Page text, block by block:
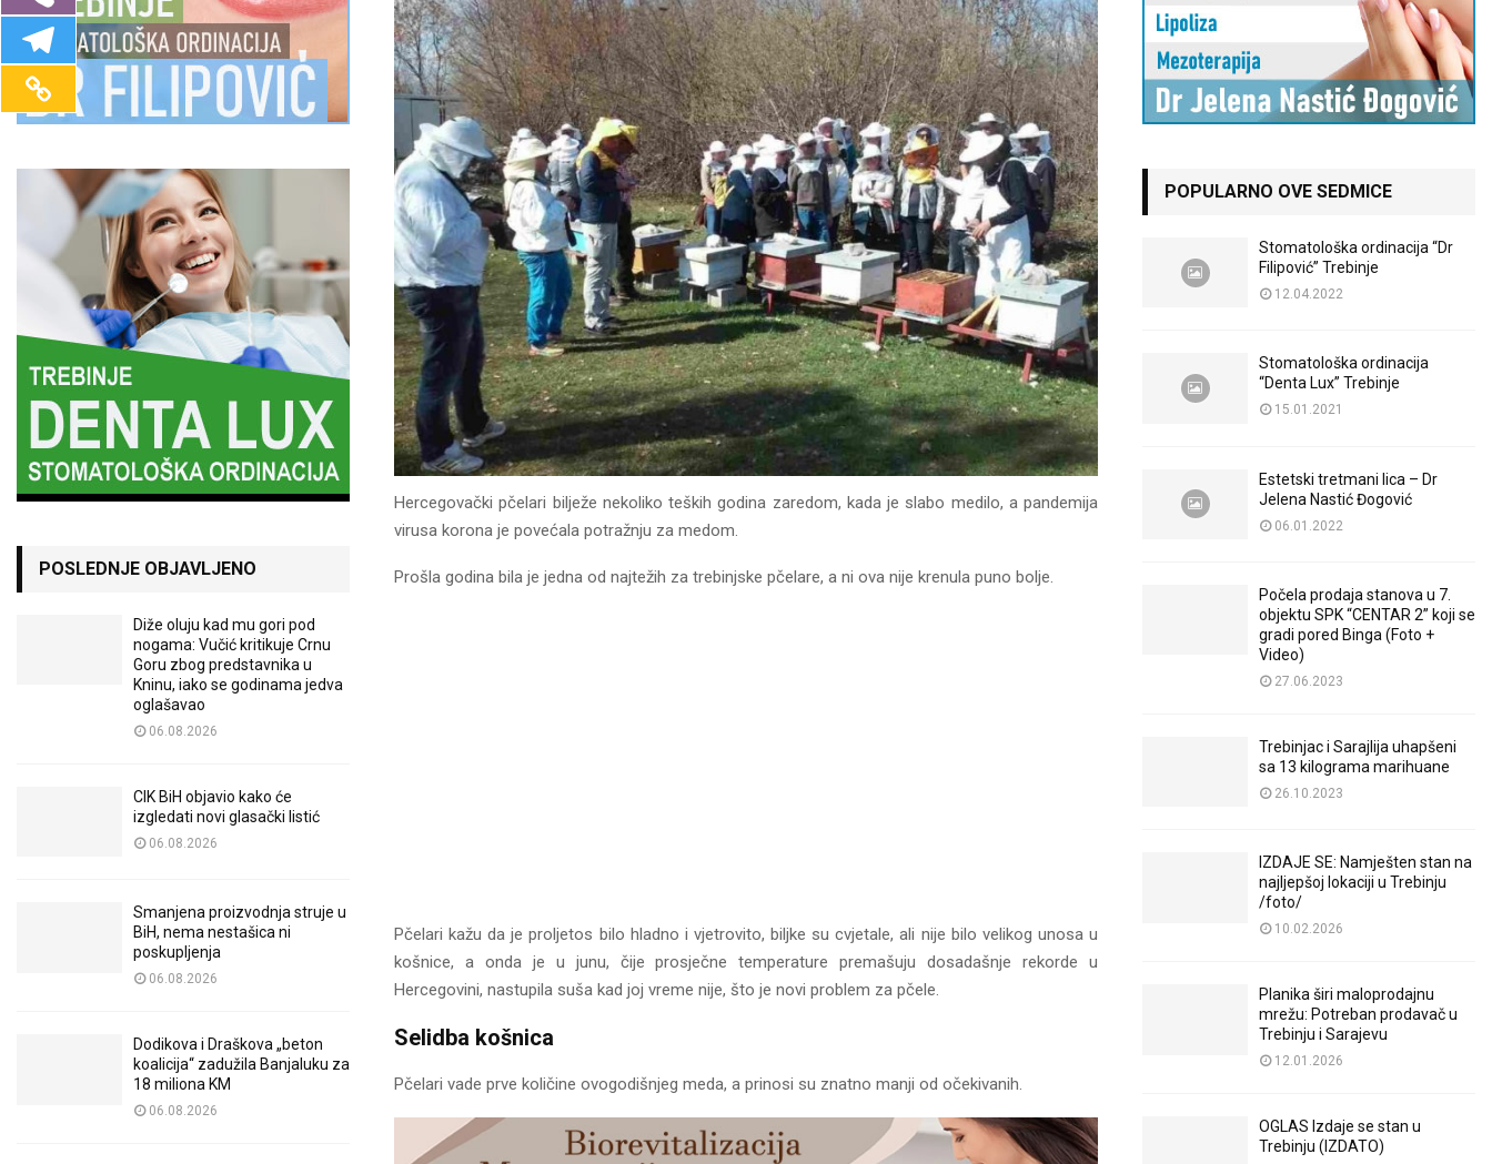
Hercegovački pčelari bilježe nekoliko teških godina zaredom, kada je slabo medilo, a pandemija
virusa korona je povećala potražnju za medom.
Prošla godina bila je jedna od najtežih za trebinjske pčelare, a ni ova nije krenula puno bolje.
Pčelari kažu da je proljetos bilo hladno i vjetrovito, biljke su cvjetale, ali nije bilo velikog unosa u
košnice, a onda je u junu, čije prosječne temperature premašuju dosadašnje rekorde u
Hercegovini, nastupila suša kad joj vreme nije, što je novi problem za pčele.
Selidba košnica
Pčelari vade prve količine ovogodišnjeg meda, a prinosi su znatno manji od očekivanih.
POSLEDNJE OBJAVLJENO
Diže oluju kad mu gori pod
nogama: Vučić kritikuje Crnu
Goru zbog predstavnika u
Kninu, iako se godinama jedva
oglašavao
06.08.2026
CIK BiH objavio kako će
izgledati novi glasački listić
06.08.2026
Smanjena proizvodnja struje u
BiH, nema nestašica ni
poskupljenja
06.08.2026
Dodikova i Draškova „beton
koalicija“ zadužila Banjaluku za
18 miliona KM
06.08.2026
POPULARNO OVE SEDMICE
Stomatološka ordinacija “Dr
Filipović” Trebinje
12.04.2022
Stomatološka ordinacija
“Denta Lux” Trebinje
15.01.2021
Estetski tretmani lica – Dr
Jelena Nastić Đogović
06.01.2022
Počela prodaja stanova u 7.
objektu SPK “CENTAR 2” koji se
gradi pored Binga (Foto +
Video)
27.06.2023
Trebinjac i Sarajlija uhapšeni
sa 13 kilograma marihuane
26.10.2023
IZDAJE SE: Namješten stan na
najljepšoj lokaciji u Trebinju
/foto/
10.02.2026
Planika širi maloprodajnu
mrežu: Potreban prodavač u
Trebinju i Sarajevu
12.01.2026
OGLAS Izdaje se stan u
Trebinju (IZDATO)